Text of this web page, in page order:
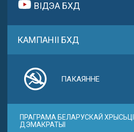
ВІДЭА БХД
КАМПАНІІ БХД
ПАКАЯННЕ
ПРАГРАМА БЕЛАРУСКАЙ
ДЭМАКРАТЫІ